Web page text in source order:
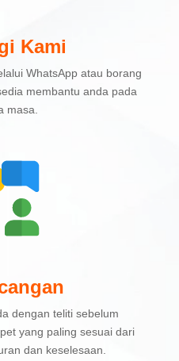
Kami
WhatsApp atau borang
membantu anda pada
masa.
dengan teliti sebelum
yang paling sesuai dari
dan keselesaan.